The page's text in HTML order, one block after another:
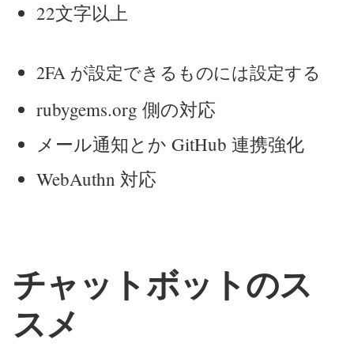
22文字以上
2FA が設定できるものには設定する
rubygems.org 側の対応
メール通知とか GitHub 連携強化
WebAuthn 対応
チャットボットのス
スメ